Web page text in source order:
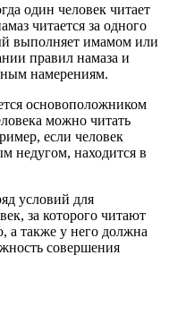
один человек читает
читается за одного
выполняет имамом или
правил намаза и
намерениям.
основоположником
можно читать
если человек
недугом, находится в
условий для
за которого читают
а также у него должна
совершения